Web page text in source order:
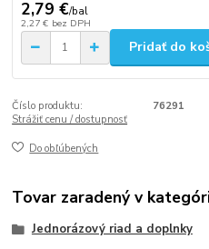
2,79 €/bal
2,27 € bez DPH
Pridať do
Číslo produktu:
76291
Strážiť cenu / dostupnosť
Do obľúbených
Tovar zaradený v
Jednorázový riad a doplnky